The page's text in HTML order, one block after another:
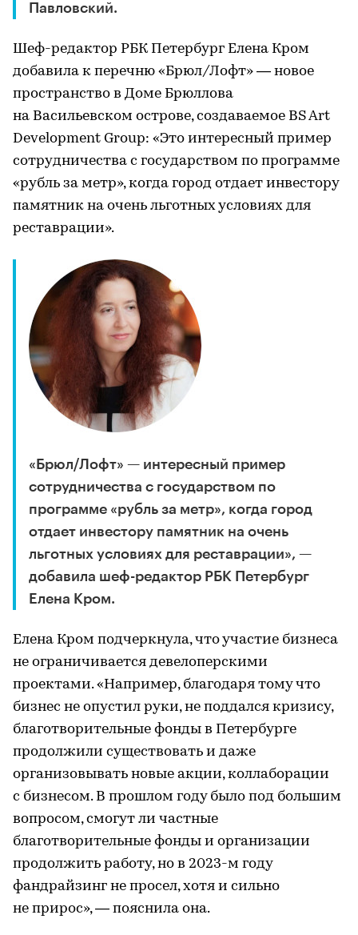
Павловский.
Шеф-редактор РБК Петербург Елена Кром
добавила к перечню «Брюл/Лофт» — новое
пространство в Доме Брюллова
на Васильевском острове, создаваемое BS Art
Development Group: «Это интересный пример
сотрудничества с государством по программе
«рубль за метр», когда город отдает инвестору
памятник на очень льготных условиях для
реставрации».
«Брюл/Лофт» — интересный пример
сотрудничества с государством по
программе «рубль за метр», когда город
отдает инвестору памятник на очень
льготных условиях для реставрации», —
добавила шеф-редактор РБК Петербург
Елена Кром.
Елена Кром подчеркнула, что участие бизнеса
не ограничивается девелоперскими
проектами. «Например, благодаря тому что
бизнес не опустил руки, не поддался кризису,
благотворительные фонды в Петербурге
продолжили существовать и даже
организовывать новые акции, коллаборации
с бизнесом. В прошлом году было под большим
вопросом, смогут ли частные
благотворительные фонды и организации
продолжить работу, но в 2023-м году
фандрайзинг не просел, хотя и сильно
не прирос», — пояснила она.